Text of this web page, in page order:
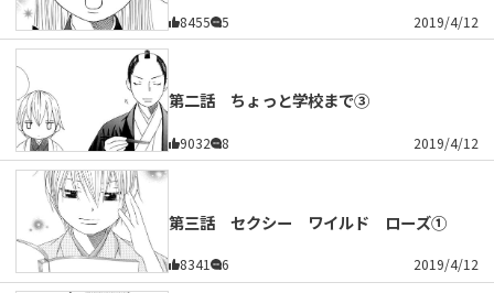
8455 5 2019/4/12
第二話 ちょっと学校まで③
9032 8 2019/4/12
第三話 セクシー ワイルド ローズ①
8341 6 2019/4/12